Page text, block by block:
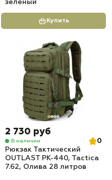
зеленый
Купить
2 730 руб
В наличии
0
Рюкзак Тактический
OUTLAST PK-440, Tactica
7.62, Олива 28 литров